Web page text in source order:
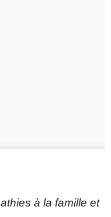
à la famille et